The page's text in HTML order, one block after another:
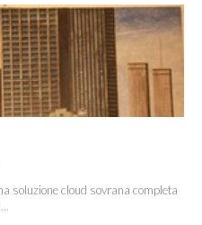
soluzione cloud sovrana completa